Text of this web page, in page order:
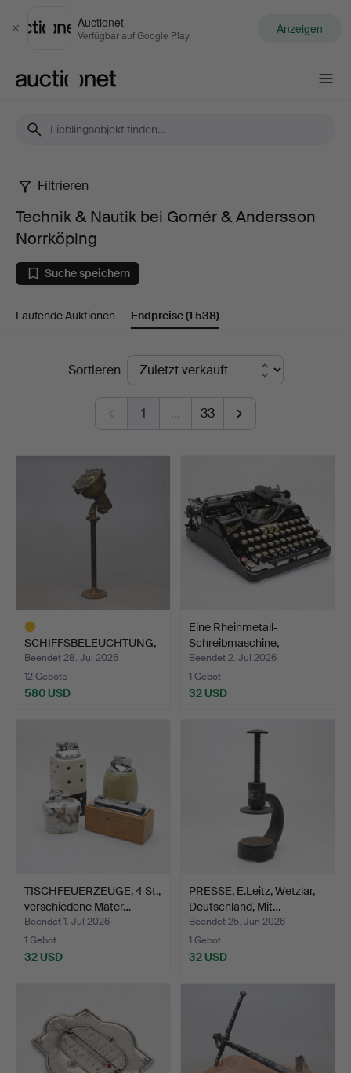
Schließen
Auctionet
Verfügbar auf Google Play Anzeigen
Technik
Nautik
bei
Andersson
Norrköping
Filtrieren
Technik & Nautik bei Gomér & Andersson
Norrköping
Suche speichern
Laufende Auktionen Endpreise(1 538)
EndpreiseSortieren
1 … 33
SCHIFFSBELEUCHTUNG,
Suchscheinwerfer, Bode…
Beendet 28. Jul 2026
12 Gebote
580 USD
Eine Rheinmetall-
Schreibmaschine,
Deutschl…
Beendet 2. Jul 2026
1 Gebot
32 USD
TISCHFEUERZEUGE, 4 St.,
verschiedene Mater…
Beendet 1. Jul 2026
1 Gebot
32 USD
PRESSE, E.Leitz, Wetzlar,
Deutschland, Mit…
Beendet 25. Jun 2026
1 Gebot
32 USD